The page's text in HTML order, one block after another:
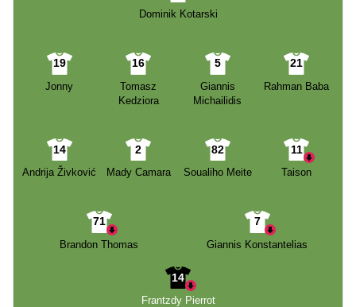
Dominik Kotarski
19
Jonny
16
Tomasz
Kedziora
5
Giannis
Michailidis
21
Rahman Baba
14
Andrija Živković
2
Mady Camara
82
Soualiho Meite
11
Taison
71
Brandon Thomas
7
Giannis Konstantelias
14
Frantzdy Pierrot